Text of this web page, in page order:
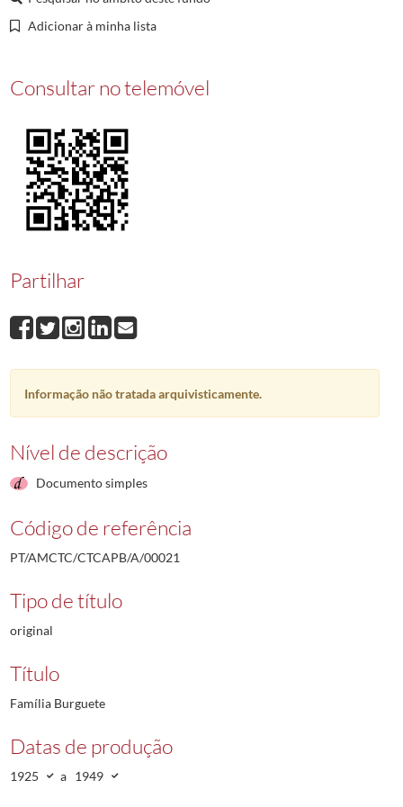
00023 Família Burguete1930/1949
00024Regresso da Fonte
Adicionar à minha lista
Consultar no telemóvel
Partilhar
Informação não tratada arquivisticamente.
Nível de descrição
Documento simples
Código de referência
PT/AMCTC/CTCAPB/A/00021
Tipo de título
original
Título
Família Burguete
Datas de produção
1925 a 1949